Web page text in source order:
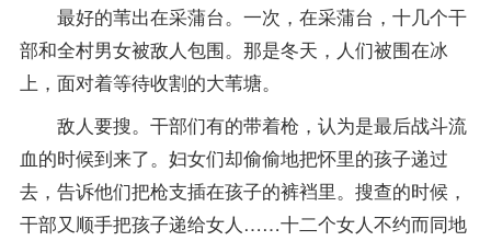
最好的苇出在采蒲台。一次，在采蒲台，十几个干
部和全村男女被敌人包围。那是冬天，人们被围在冰
上，面对着等待收割的大苇塘。
敌人要搜。干部们有的带着枪，认为是最后战斗流
血的时候到来了。妇女们却偷偷地把怀里的孩子递过
去，告诉他们把枪支插在孩子的裤裆里。搜查的时候，
干部又顺手把孩子递给女人……十二个女人不约而同地